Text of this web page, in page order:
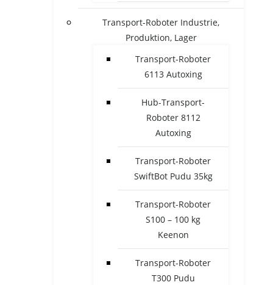
Transport-Roboter Industrie,
Produktion, Lager
Transport-Roboter
6113 Autoxing
Hub-Transport-
Roboter 8112
Autoxing
Transport-Roboter
SwiftBot Pudu 35kg
Transport-Roboter
S100 – 100 kg
Keenon
Transport-Roboter
T300 Pudu